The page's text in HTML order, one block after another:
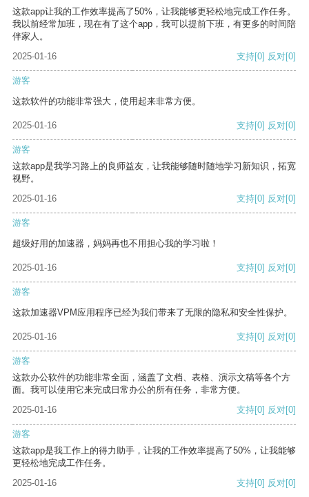
这款app让我的工作效率提高了50%，让我能够更轻松地完成工作任务。
我以前经常加班，现在有了这个app，我可以提前下班，有更多的时间陪
伴家人。
2025-01-16
支持[0] 反对[0]
游客
这款软件的功能非常强大，使用起来非常方便。
2025-01-16 支持[0] 反对[0]
游客
这款app是我学习路上的良师益友，让我能够随时随地学习新知识，拓宽
视野。
2025-01-16
支持[0] 反对[0]
游客
超级好用的加速器，妈妈再也不用担心我的学习啦！
2025-01-16 支持[0] 反对[0]
游客
这款加速器VPM应用程序已经为我们带来了无限的隐私和安全性保护。
2025-01-16 支持[0] 反对[0]
游客
这款办公软件的功能非常全面，涵盖了文档、表格、演示文稿等各个方
面。我可以使用它来完成日常办公的所有任务，非常方便。
2025-01-16
支持[0] 反对[0]
游客
这款app是我工作上的得力助手，让我的工作效率提高了50%，让我能够
更轻松地完成工作任务。
2025-01-16
支持[0] 反对[0]